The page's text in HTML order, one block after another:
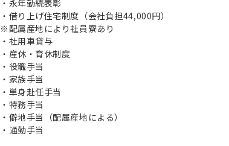
・永年勤続表彰
・借り上げ住宅制度（会社負担44,000円）
※配属産地により社員寮あり
・社用車貸与
・産休・育休制度
・役職手当
・家族手当
・単身赴任手当
・特務手当
・僻地手当（配属産地による）
・通勤手当